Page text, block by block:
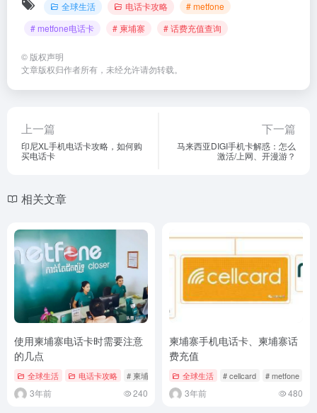
全球生活 电话卡攻略
# metfone
# metfone电话卡
# 柬埔寨 # 话费充值查询
© 版权声明
文章版权归作者所有，未经允许请勿转载。
上一篇
印尼XL手机电话卡攻略，如何购
买电话卡
下一篇
马来西亚DIGI手机卡解惑：怎么
激活/上网、开漫游？
相关文章
使用柬埔寨电话卡时需要注意
的几点
全球生活 电话卡攻略 # 柬埔寨 # 柬埔寨电话卡
3年前 240
柬埔寨手机电话卡、柬埔寨话
费充值
全球生活 # cellcard # metfone
3年前 480